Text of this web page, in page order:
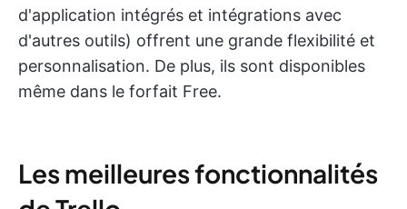
d'application intégrés et intégrations avec
d'autres outils) offrent une grande flexibilité et
personnalisation. De plus, ils sont disponibles
même dans le forfait Free.
Les meilleures fonctionnalités